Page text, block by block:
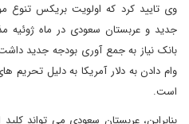
وی تایید کرد که اولویت بریکس تنوع
جدید و عربستان سعودی در ماه ژوئیه
بانک نیاز به جمع آوری بودجه جدید
وام دادن به دلار آمریکا به دلیل
است.
بنابراین، عربستان سعودی می تواند